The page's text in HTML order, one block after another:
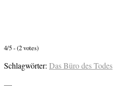
4/5 - (2 votes)
Schlagwörter: Das Büro des Todes